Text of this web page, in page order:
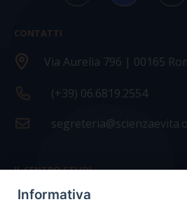
CONTATTI
Via Aurelia 796 | 00165
(+39) 06.6819.2554
IL CENTRO STUDI
La nostra storia
Informativa